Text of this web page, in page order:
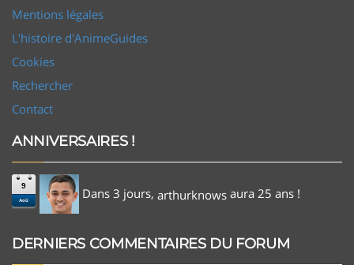
Mentions légales
L'histoire d'AnimeGuides
Cookies
Rechercher
Contact
ANNIVERSAIRES !
9
Aoû Dans 3 jours, arthurknows aura 25 ans !
DERNIERS COMMENTAIRES DU FORUM